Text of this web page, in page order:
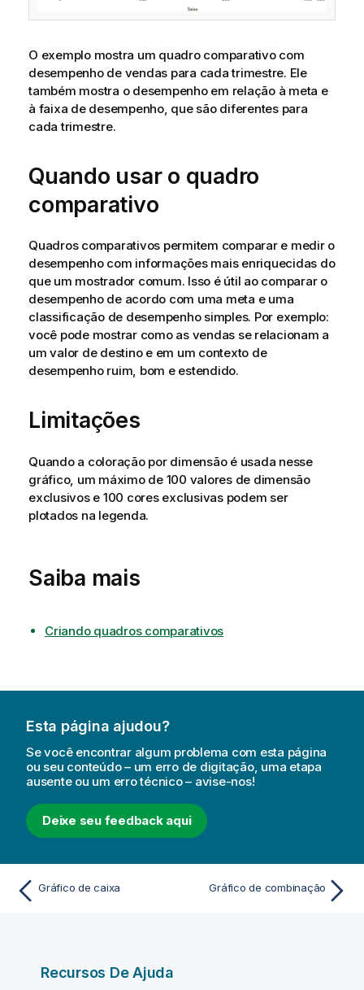
O exemplo mostra um quadro comparativo com
desempenho de vendas para cada trimestre. Ele
também mostra o desempenho em relação à meta e
à faixa de desempenho, que são diferentes para
cada trimestre.
Quando usar o quadro
comparativo
Quadros comparativos permitem comparar e medir o
desempenho com informações mais enriquecidas do
que um mostrador comum. Isso é útil ao comparar o
desempenho de acordo com uma meta e uma
classificação de desempenho simples. Por exemplo:
você pode mostrar como as vendas se relacionam a
um valor de destino e em um contexto de
desempenho ruim, bom e estendido.
Limitações
Quando a coloração por dimensão é usada nesse
gráfico, um máximo de 100 valores de dimensão
exclusivos e 100 cores exclusivas podem ser
plotados na legenda.
Saiba mais
Criando quadros comparativos
Esta página ajudou?
Se você encontrar algum problema com esta página
ou seu conteúdo – um erro de digitação, uma etapa
ausente ou um erro técnico – avise-nos!
Deixe seu feedback aqui
Gráfico de caixa Gráfico de combinação
Recursos De Ajuda